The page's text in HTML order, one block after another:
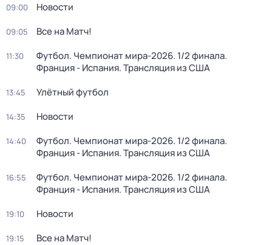
09:00 Новости
09:05 Все на Матч!
11:30
Футбол. Чемпионат мира-2026. 1/2 финала.
Франция - Испания. Трансляция из США
13:45 Улётный футбол
14:35 Новости
14:40
Футбол. Чемпионат мира-2026. 1/2 финала.
Франция - Испания. Трансляция из США
16:55
Футбол. Чемпионат мира-2026. 1/2 финала.
Франция - Испания. Трансляция из США
19:10 Новости
19:15 Все на Матч!